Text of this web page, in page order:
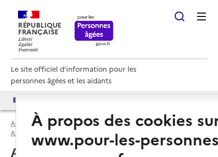
RÉPUBLIQUE
FRANÇAISE
Le site officiel d'information pour les
personnes âgées et les aidants
Accueil Espace annuaire
France rénov' par département
Ariège (09)
France Rénov'
Ariège (09) : liste des 4 France
À propos des cookies
www.pour-les-